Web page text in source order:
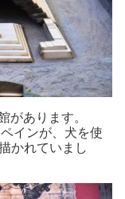
があります。
インが、犬を使
かれていまし